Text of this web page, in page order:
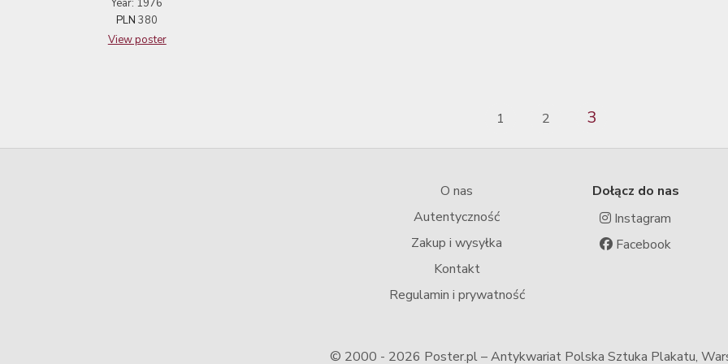
Year: 1976
PLN 380
View poster
1 2 3
O nas
Autentyczność
Zakup i wysyłka
Kontakt
Regulamin i prywatność
Dołącz do nas
Instagram
Facebook
© 2000 - 2026 Poster.pl – Antykwariat Polska Sztuka Plakatu,